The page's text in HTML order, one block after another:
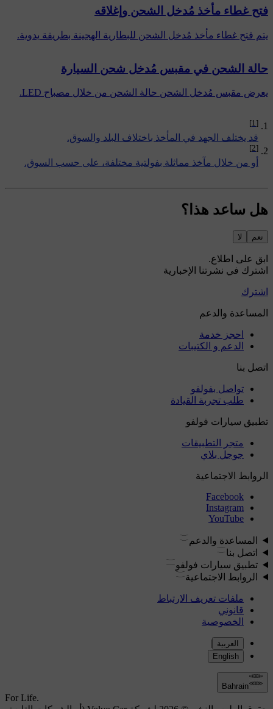
[1]
قد يختلف الجهد في المأخذ باختلاف البلد والسوق.
[2]
أو من خلال مآخذ مماثلة بفولتية مختلفة، على حسب السوق.
فتح غطاء مأخذ مُدخل الشحن وإغلاقه
يتم فتح غطاء مأخذ مُدخل الشحن للبطارية الهجينة بطريقة يدوية.
حالة الشحن في مقبس مُدخل شحن السيارة
يعرض مقبس مُدخل الشحن حالة الشحن من خلال مصباح LED.
هل ساعد هذا؟
نعم لا